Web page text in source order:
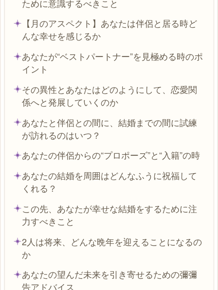
ために意識するべきこと
【月のアスペクト】あなたは伴侶と居る時ど
んな幸せを感じるか
あなたが“ベストパートナー”を見極める時のポ
イント
その異性とあなたはどのようにして、恋愛関
係へと発展していくのか
あなたと伴侶との間に、結婚までの間に試練
が訪れるのはいつ？
あなたの伴侶からの“プロポーズ”と“入籍”の時
あなたの結婚を周囲はどんなふうに祝福して
くれる？
この先、あなたが幸せな結婚をするために注
力すべきこと
2人は将来、どんな晩年を迎えることになるの
か
あなたの望んだ未来を引き寄せるための彌彌
告アドバイス